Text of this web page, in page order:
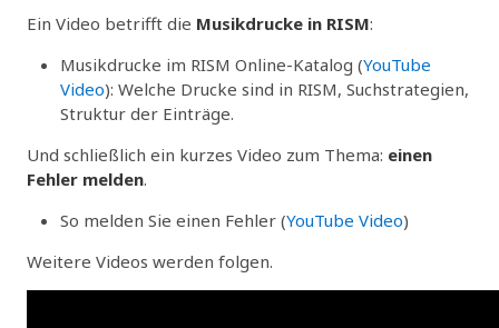
Ein Video betrifft die Musikdrucke in RISM:
Musikdrucke im RISM Online-Katalog (YouTube
Video): Welche Drucke sind in RISM, Suchstrategien,
Struktur der Einträge.
Und schließlich ein kurzes Video zum Thema: einen
Fehler melden.
So melden Sie einen Fehler (YouTube Video)
Weitere Videos werden folgen.